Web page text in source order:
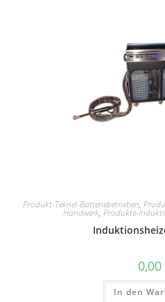
Produkt-Teknel-Batteriebetrieben,
Handwerk, Produkte-
0,00
In den